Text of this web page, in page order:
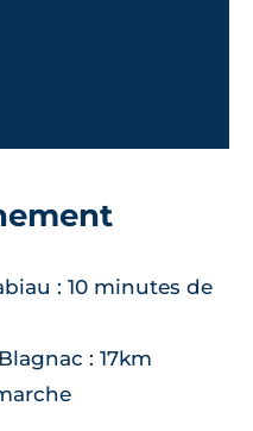
: 10 minutes de
: 17km